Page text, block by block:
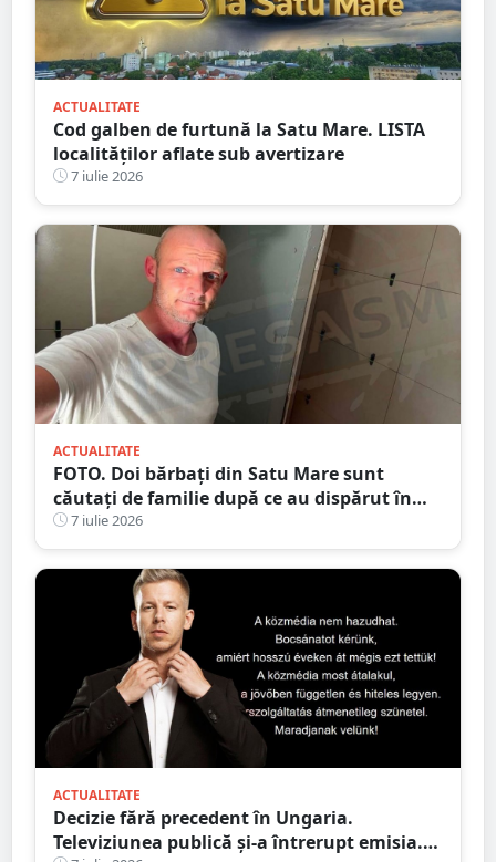
ACTUALITATE
Cod galben de furtună la Satu Mare. LISTA
localităților aflate sub avertizare
7 iulie 2026
ACTUALITATE
FOTO. Doi bărbați din Satu Mare sunt
căutați de familie după ce au dispărut în
drum spre casă
7 iulie 2026
ACTUALITATE
Decizie fără precedent în Ungaria.
Televiziunea publică și-a întrerupt emisia.